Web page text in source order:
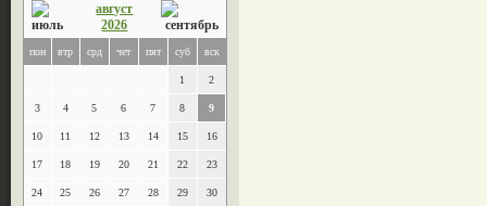
август
2026
пон втр срд чет пят суб вск
1 2
3 4 5 6 7 8 9
10 11 12 13 14 15 16
17 18 19 20 21 22 23
24 25 26 27 28 29 30